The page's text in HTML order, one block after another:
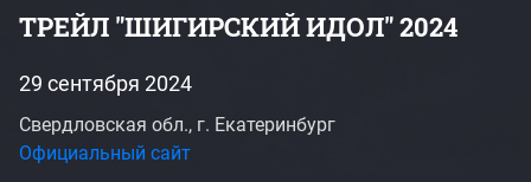
ТРЕЙЛ "ШИГИРСКИЙ ИДОЛ" 2024
29 сентября 2024
Свердловская обл., г. Екатеринбург
Официальный сайт